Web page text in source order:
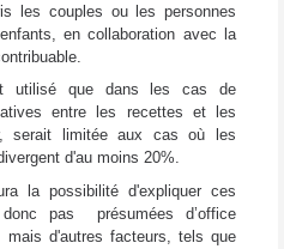
les couples ou les personnes
en collaboration avec la
utilisé que dans les cas de
entre les recettes et les
serait limitée aux cas où les
d'au moins 20%.
la possibilité d'expliquer ces
pas présumées d’office
mais d'autres facteurs, tels que